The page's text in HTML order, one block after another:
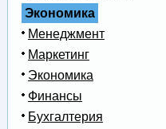
Экономика
Менеджмент
Маркетинг
Экономика
Финансы
Бухгалтерия